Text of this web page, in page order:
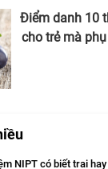
Điểm danh 10
cho trẻ mà
NIPT có biết trai